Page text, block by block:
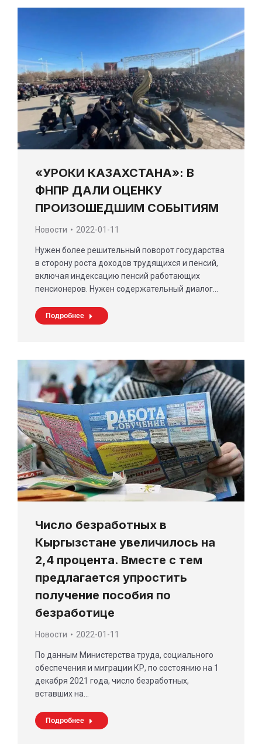
«УРОКИ КАЗАХСТАНА»: В
ФНПР ДАЛИ ОЦЕНКУ
ПРОИЗОШЕДШИМ СОБЫТИЯМ
Новости 2022-01-11
Нужен более решительный поворот государства
в сторону роста доходов трудящихся и пенсий,
включая индексацию пенсий работающих
пенсионеров. Нужен содержательный диалог…
Подробнее
Число безработных в
Кыргызстане увеличилось на
2,4 процента. Вместе с тем
предлагается упростить
получение пособия по
безработице
Новости 2022-01-11
По данным Министерства труда, социального
обеспечения и миграции КР, по состоянию на 1
декабря 2021 года, число безработных,
вставших на…
Подробнее